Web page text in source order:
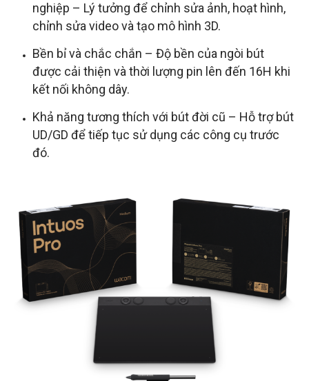
nghiệp – Lý tưởng để chỉnh sửa ảnh, hoạt hình,
chỉnh sửa video và tạo mô hình 3D.
Bền bỉ và chắc chắn – Độ bền của ngòi bút
được cải thiện và thời lượng pin lên đến 16H khi
kết nối không dây.
Khả năng tương thích với bút đời cũ – Hỗ trợ bút
UD/GD để tiếp tục sử dụng các công cụ trước
đó.